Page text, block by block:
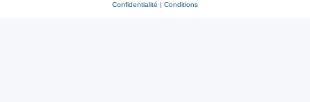
Confidentialité | Conditions